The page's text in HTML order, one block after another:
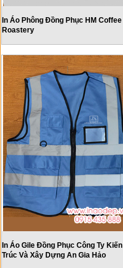
In Áo Phông Đồng Phục HM Coffee
Roastery
In Áo Gile Đồng Phục Công Ty Kiến
Trúc Và Xây Dựng An Gia Hảo